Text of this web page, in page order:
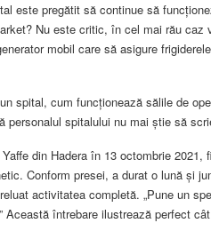
este pregătit să continue să
Nu este critic, în cel mai rău
mobil care să asigure
spital, cum funcționează sălile de
personalul spitalului nu mai știe să
din Hadera în 13 octombrie
Conform presei, a durat o lună și
activitatea completă. „Pune un
întrebare ilustrează perfect